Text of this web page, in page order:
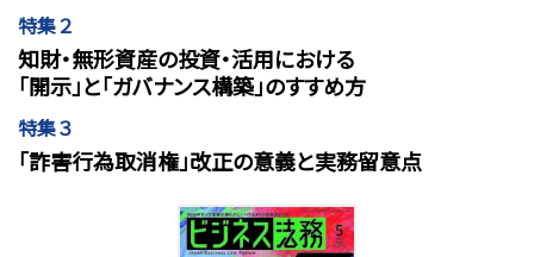
特集２
知財・無形資産の投資・活用における
「開示」と「ガバナンス構築」のすすめ方
特集３
「詐害行為取消権」改正の意義と実務留意点